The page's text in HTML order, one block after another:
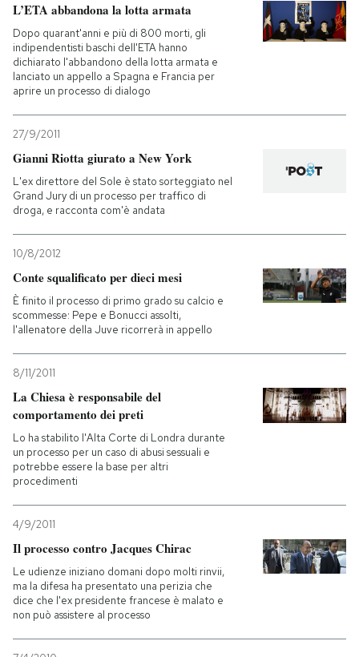
L’ETA abbandona la lotta armata
Dopo quarant'anni e più di 800 morti, gli
indipendentisti baschi dell'ETA hanno
dichiarato l'abbandono della lotta armata e
lanciato un appello a Spagna e Francia per
aprire un processo di dialogo
27/9/2011
Gianni Riotta giurato a New York
L'ex direttore del Sole è stato sorteggiato nel
Grand Jury di un processo per traffico di
droga, e racconta com'è andata
10/8/2012
Conte squalificato per dieci mesi
È finito il processo di primo grado su calcio e
scommesse: Pepe e Bonucci assolti,
l'allenatore della Juve ricorrerà in appello
8/11/2011
La Chiesa è responsabile del
comportamento dei preti
Lo ha stabilito l'Alta Corte di Londra durante
un processo per un caso di abusi sessuali e
potrebbe essere la base per altri
procedimenti
4/9/2011
Il processo contro Jacques Chirac
Le udienze iniziano domani dopo molti rinvii,
ma la difesa ha presentato una perizia che
dice che l'ex presidente francese è malato e
non può assistere al processo